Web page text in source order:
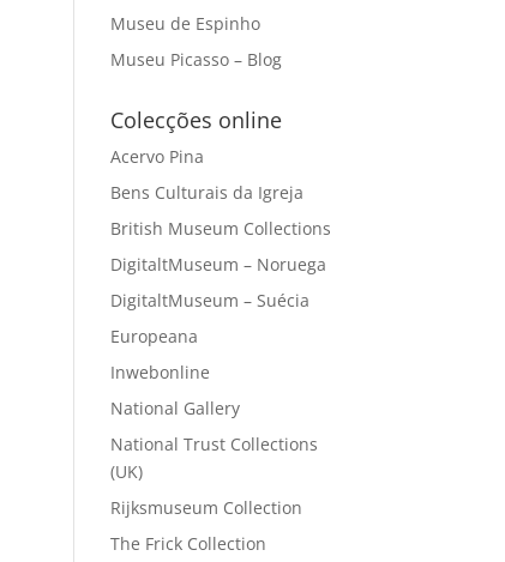
Museu de Espinho
Museu Picasso – Blog
Colecções online
Acervo Pina
Bens Culturais da Igreja
British Museum Collections
DigitaltMuseum – Noruega
DigitaltMuseum – Suécia
Europeana
Inwebonline
National Gallery
National Trust Collections
(UK)
Rijksmuseum Collection
The Frick Collection